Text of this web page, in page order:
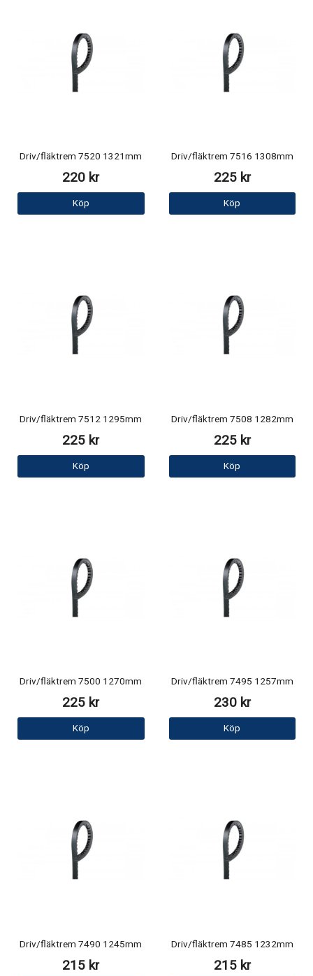
Driv/fläktrem 7520 1321mm
220 kr
Köp
Driv/fläktrem 7516 1308mm
225 kr
Köp
Driv/fläktrem 7512 1295mm
225 kr
Köp
Driv/fläktrem 7508 1282mm
225 kr
Köp
Driv/fläktrem 7500 1270mm
225 kr
Köp
Driv/fläktrem 7495 1257mm
230 kr
Köp
Driv/fläktrem 7490 1245mm
215 kr
Driv/fläktrem 7485 1232mm
215 kr